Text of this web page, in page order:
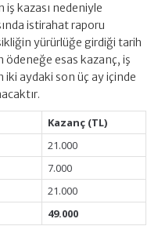
kazası nedeniyle
istirahat raporu
yürürlüğe girdiği tarih
ödeneğe esas kazanç, iş
iki aydaki son üç ay içinde
Kazanç (TL)
21.000
7.000
21.000
49.000